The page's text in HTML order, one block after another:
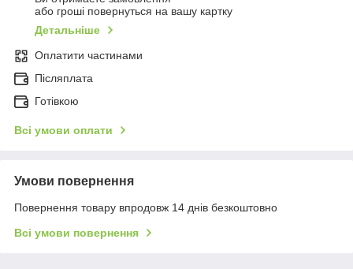
або гроші повернуться на вашу картку
Детальніше
Оплатити частинами
Післяплата
Готівкою
Всі умови оплати
Умови повернення
Повернення товару впродовж 14 днів безкоштовно
Всі умови повернення